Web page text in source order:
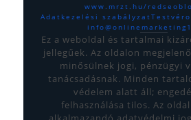
www.mrzt.hu/
Adatkezelési szabályzat
Ez a weboldal és tartalmai
jellegűek. Az oldalon
minősülnek jogi, pénzügyi
tanácsadásnak. Minden
védelem alatt áll;
felhasználása tilos. Az